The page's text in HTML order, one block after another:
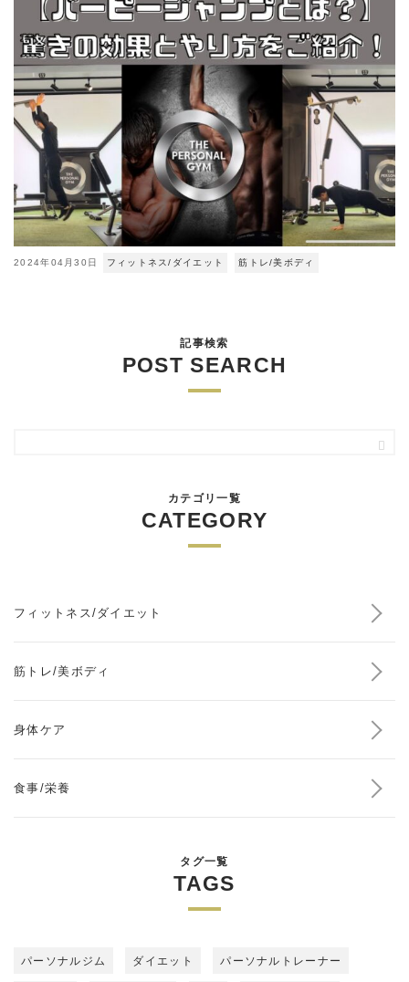
2024年04月30日 フィットネス/ダイエット 筋トレ/美ボディ
記事検索
POST SEARCH
カテゴリ一覧
CATEGORY
フィットネス/ダイエット
筋トレ/美ボディ
身体ケア
食事/栄養
タグ一覧
TAGS
パーソナルジム ダイエット パーソナルトレーナー